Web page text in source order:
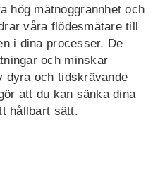
hög mätnoggrannhet och
våra flödesmätare till
i dina processer. De
och minskar
dyra och tidskrävande
att du kan sänka dina
hållbart sätt.